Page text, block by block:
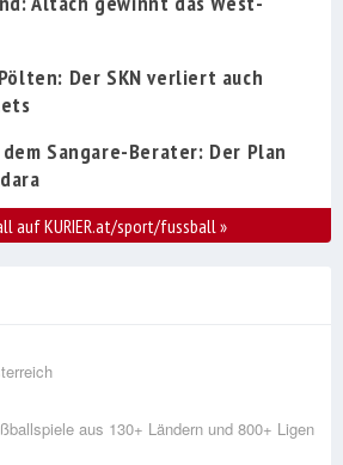
Der SKN verliert auch
Sangare-Berater: Der Plan
auf KURIER.at/sport/fussball»
aus 130+ Ländern und 800+ Ligen